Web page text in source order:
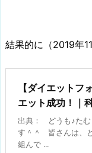
結果的に（2019年
【ダイエットフ
エット成功！｜
出典： どうも♪た
す＾＾ 皆さんは、
組んで ...